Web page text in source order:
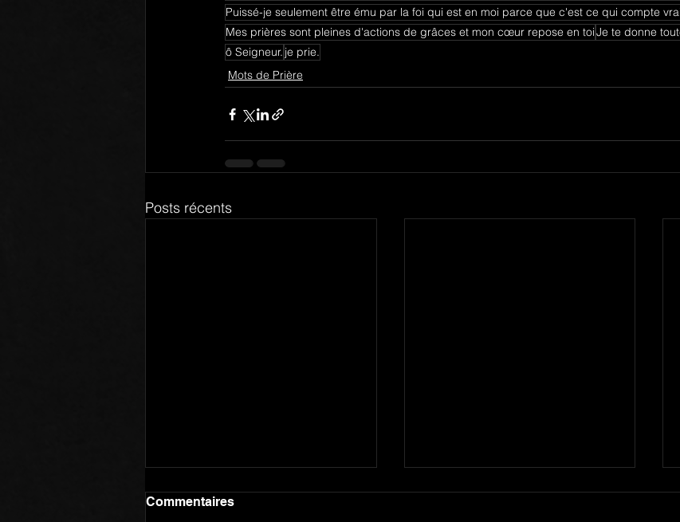
Puissé-je seulement être ému par la foi qui est en moi parce que c'est ce qui compte
Mes prières sont pleines d'actions de grâces et mon cœur repose en toiJe te donne
ô Seigneur. je prie.
Mots de Prière
Posts récents
Commentaires